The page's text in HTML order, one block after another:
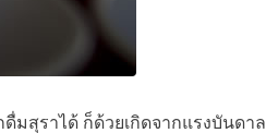
มสุราได้ ก็ด้วยเกิดจากแรงบันดาล